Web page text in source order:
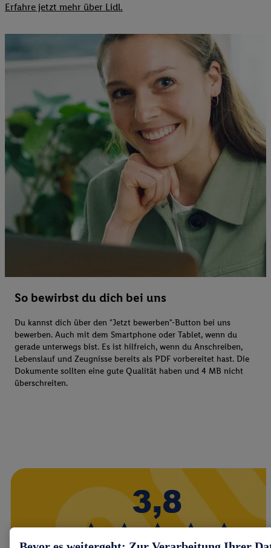
Erfahre jetzt mehr über Lidl.
So bewirbst du dich bei uns
Du kannst dich über den "Jetzt bewerben"-Button bei uns
bewerben. Auch mit dem Smartphone oder Tablet, wenn du
gerade unterwegs bist. Es ist hilfreich, wenn du Anschreiben,
Lebenslauf und Zeugnisse bereits als PDF vorbereitet hast. Die
Dokumente sollten eine gute Qualität haben und 4 MB nicht
überschreiten.